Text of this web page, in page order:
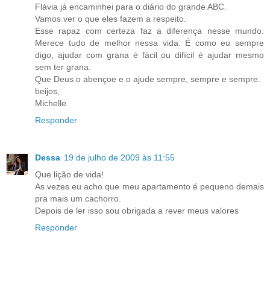
Flávia já encaminhei para o diário do grande ABC.
Vamos ver o que eles fazem a respeito.
Esse rapaz com certeza faz a diferença nesse mundo.
Merece tudo de melhor nessa vida. É como eu sempre
digo, ajudar com grana é fácil ou difícil é ajudar mesmo
sem ter grana.
Que Deus o abençoe e o ajude sempre, sempre e sempre.
beijos,
Michelle
Responder
Dessa 19 de julho de 2009 às 11:55
Que lição de vida!
As vezes eu acho que meu apartamento é pequeno demais
pra mais um cachorro.
Depois de ler isso sou obrigada a rever meus valores
Responder